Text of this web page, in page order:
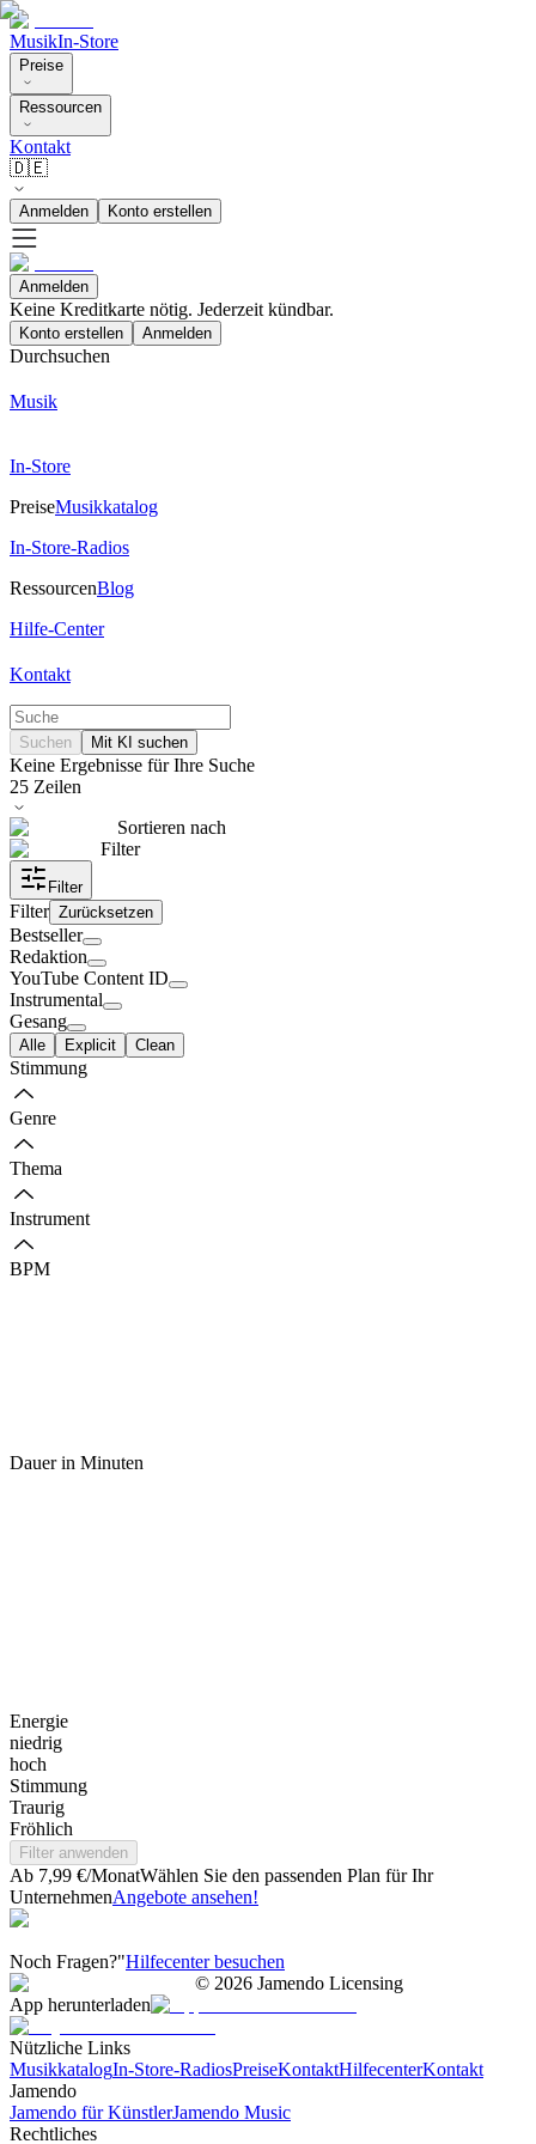
MusikIn-Store
Preise
Ressourcen
Kontakt
🇩🇪
Anmelden Konto erstellen
Anmelden
Keine Kreditkarte nötig. Jederzeit kündbar.
Konto erstellen Anmelden
Durchsuchen
Musik
In-Store
PreiseMusikkatalog
In-Store-Radios
RessourcenBlog
Hilfe-Center
Kontakt
Suchen Mit KI suchen
Keine Ergebnisse für Ihre Suche
25 Zeilen
Sortieren nach
Filter
Filter
Filter Zurücksetzen
Bestseller
Redaktion
YouTube Content ID
Instrumental
Gesang
Alle Explicit Clean
Stimmung
Genre
Thema
Instrument
BPM
Dauer in Minuten
Energie
niedrig
hoch
Stimmung
Traurig
Fröhlich
Filter anwenden
Ab 7,99 €/MonatWählen Sie den passenden Plan für Ihr
UnternehmenAngebote ansehen!
Noch Fragen?"Hilfecenter besuchen
© 2026 Jamendo Licensing
App herunterladen
Nützliche Links
MusikkatalogIn-Store-RadiosPreiseKontaktHilfecenterKontakt
Jamendo
Jamendo für KünstlerJamendo Music
Rechtliches